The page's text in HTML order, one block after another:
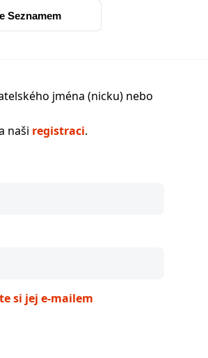
Seznamem
jména (nicku) nebo
naši registraci.
si jej e-mailem